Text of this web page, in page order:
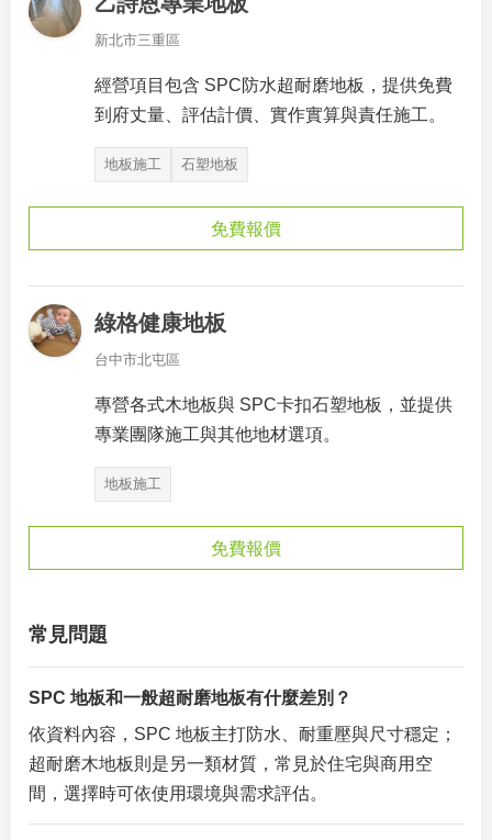
新北市三重區
經營項目包含 SPC防水超耐磨地板，提供免費
到府丈量、評估計價、實作實算與責任施工。
地板施工 石塑地板
免費報價
綠格健康地板
台中市北屯區
專營各式木地板與 SPC卡扣石塑地板，並提供
專業團隊施工與其他地材選項。
地板施工
免費報價
常見問題
SPC 地板和一般超耐磨地板有什麼差別？
依資料內容，SPC 地板主打防水、耐重壓與尺寸穩定；
超耐磨木地板則是另一類材質，常見於住宅與商用空
間，選擇時可依使用環境與需求評估。